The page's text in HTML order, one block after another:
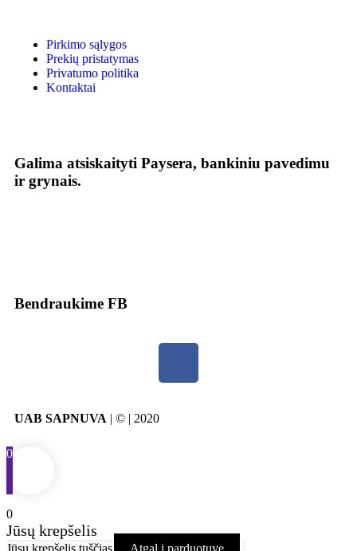
Pirkimo sąlygos
Prekių pristatymas
Privatumo politika
Kontaktai
Galima atsiskaityti Paysera, bankiniu pavedimu
ir grynais.
Bendraukime FB
UAB SAPNUVA | © | 2020
0
0
Jūsų krepšelis